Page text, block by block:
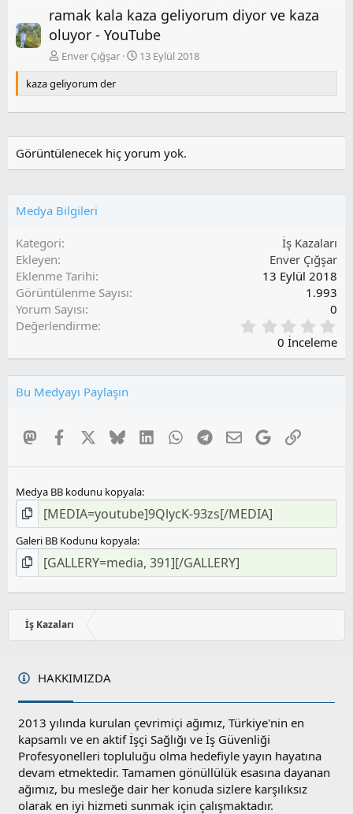
e
k
r
ramak kala kaza geliyorum diyor ve kaza
oluyor - YouTube
Enver Çığşar
13 Eylül 2018
kaza geliyorum der
Görüntülenecek hiç yorum yok.
Medya Bilgileri
Kategori
İş Kazaları
Ekleyen
Enver Çığşar
Eklenme Tarihi
13 Eylül 2018
Görüntülenme Sayısı
1.993
Yorum Sayısı
0
Değerlendirme
,
O
0 İnceleme
Bu Medyayı Paylaşın
MastodonFacebook BlueskyLinkedInWhatsAppTelegram
E-postaGoogleLink
Medya BB kodunu kopyala
Galeri BB Kodunu kopyala
İş Kazaları
HAKKIMIZDA
2013 yılında kurulan çevrimiçi ağımız, Türkiye'nin en
kapsamlı ve en aktif İşçi Sağlığı ve İş Güvenliği
Profesyonelleri topluluğu olma hedefiyle yayın hayatına
devam etmektedir. Tamamen gönüllülük esasına dayanan
ağımız, bu mesleğe dair her konuda sizlere karşılıksız
olarak en iyi hizmeti sunmak için çalışmaktadır.